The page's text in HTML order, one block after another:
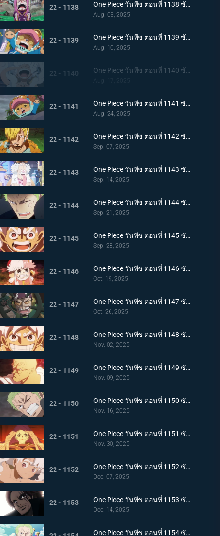
22 - 1138 One Piece วันพีช ตอนที่ 1138 ซับไทย ขอบคุณค่ะ คุณพ่อ โอบกอดแสนอบอุ่นของบอนนี่กับคุมะ
Aug. 03, 2025
22 - 1139 One Piece วันพีช ตอนที่ 1139 ซับไทย เอ็กเฮดถูกทำลาย เริ่มต้นบัสเตอร์คอล
Aug. 10, 2025
22 - 1140 One Piece วันพีช ตอนที่ 1140 ซับไทย ฮีโร่ที่หลงใหล นักรบแห่งการปลดปล่อยผู้ช่วยเหลือบอนนี่
Aug. 17, 2025
22 - 1141 One Piece วันพีช ตอนที่ 1141 ซับไทย กองหนุนที่พึ่งพาได้ ดอรี่กับโบรกี้มาถึงแล้ว
Aug. 24, 2025
22 - 1142 One Piece วันพีช ตอนที่ 1142 ซับไทย ได้ยินแล้วตอบด้วย โลกเอ๋ย ข้อความของเวก้าพังค์
Sep. 07, 2025
22 - 1143 One Piece วันพีช ตอนที่ 1143 ซับไทย แผนลับของเวก้าพังค์ การถ่ายทอดสดทั่วโลกอันบีบคั้น
Sep. 14, 2025
22 - 1144 One Piece วันพีช ตอนที่ 1144 ซับไทย ที่สุดของฝันร้าย การรวมพลของห้าผู้เฒ่า
Sep. 21, 2025
22 - 1145 One Piece วันพีช ตอนที่ 1145 ซับไทย ทำศึกร่วมกับสหาย ลูฟี่กับนักรบเอลบัฟ
Sep. 28, 2025
22 - 1146 One Piece วันพีช ตอนที่ 1146 ซับไทย ภัยคุกคามที่ใกล้เข้ามา - ความมุ่งมั่นของสตูสซีและเอดิสัน
Oct. 19, 2025
22 - 1147 One Piece วันพีช ตอนที่ 1147 ซับไทย บทสรุปที่น่าทึ่ง - การทำนายครั้งยิ่งใหญ่ของเวก้าพังค์
Oct. 26, 2025
22 - 1148 One Piece วันพีช ตอนที่ 1148 ซับไทย ประวัติศาสตร์ที่สาบสูญ - จอยบอย โจรสลัดคนแรก
Nov. 02, 2025
22 - 1149 One Piece วันพีช ตอนที่ 1149 ซับไทย ศตวรรษแห่งความว่างเปล่า - การเปิดเผยเกี่ยวกับโลกที่กำลังจมลง
Nov. 09, 2025
22 - 1150 One Piece วันพีช ตอนที่ 1150 ซับไทย เคลื่อนยาน! ยักษ์เหล็กเริ่มทำงานแล้ว
Nov. 16, 2025
22 - 1151 One Piece วันพีช ตอนที่ 1151 ซับไทย ความฝันของเธอและพ่อของเธอ! อนาคตที่อิสระของบอนนี่
Nov. 30, 2025
22 - 1152 One Piece วันพีช ตอนที่ 1152 ซับไทย มรดกจากคุณพ่อและคุณแม่ของเธอ! บอนนี่ส์ นิกา พันช์
Dec. 07, 2025
22 - 1153 One Piece วันพีช ตอนที่ 1153 ซับไทย การเปลี่ยนแปลงครั้งใหญ่แห่งยุคสมัย! สีแห่งราชาผู้ยิ่งใหญ่ที่นำทางลูฟี่
Dec. 14, 2025
One Piece วันพีช ตอนที่ 1154 ซับไทย ความจริงเบื้องหลังแผนการลับ - เวก้าพังค์ประกาศชัยชนะ